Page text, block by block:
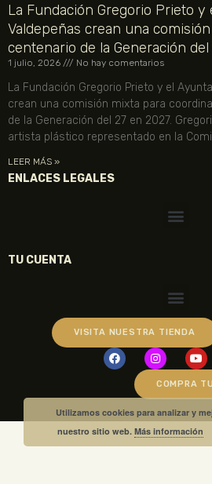
La Fundación Gregorio Prieto
Valdepeñas crean una
centenario de la Generación del
1 julio, 2026 No hay comentarios
La Fundación Gregorio Prieto y el
crean una comisión mixta para
de la Generación del 27 en 2027.
artista plástico representado en la
LEER MÁS »
ENLACES LEGALES
TU CUENTA
VISITA NUESTRA TIENDA
COMPRA
Utilizamos cookies para analizar y
nuestro sitio web.Más información